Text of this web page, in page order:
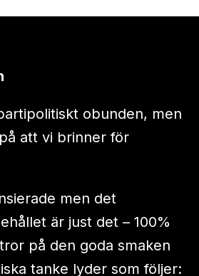
obunden, men
att vi brinner för
men det
är just det – 100%
på den goda smaken
tanke lyder som följer: